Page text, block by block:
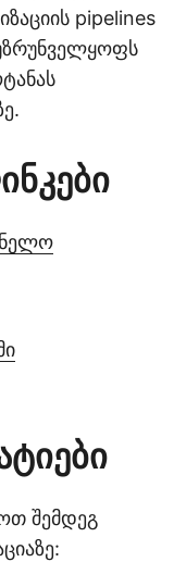
pipelines
უზრუნველყოფს
შემდეგ